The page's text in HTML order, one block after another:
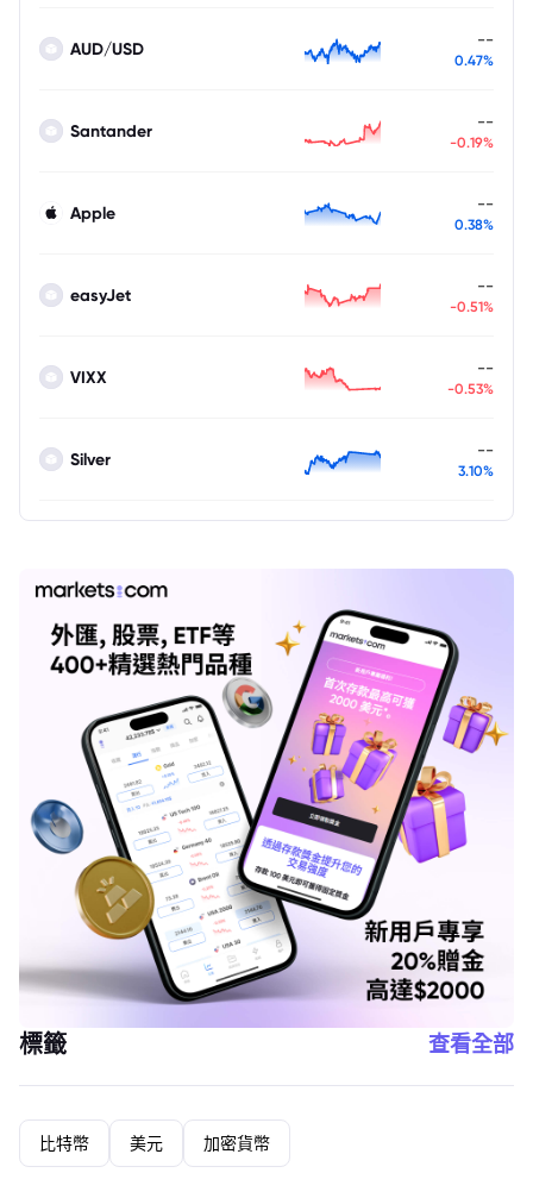
AUD/USD --
0.47%
Santander --
-0.19%
Apple --
0.38%
easyJet --
-0.51%
VIXX --
-0.53%
Silver --
3.10%
標籤 查看全部
比特幣 美元 加密貨幣